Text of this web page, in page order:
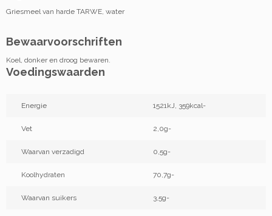
Griesmeel van harde TARWE, water
Bewaarvoorschriften
Koel, donker en droog bewaren.
Voedingswaarden
Energie 1521kJ, 359kcal-
Vet 2,0g-
Waarvan verzadigd 0,5g-
Koolhydraten 70,7g-
Waarvan suikers 3,5g-